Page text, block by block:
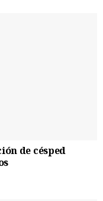
de césped